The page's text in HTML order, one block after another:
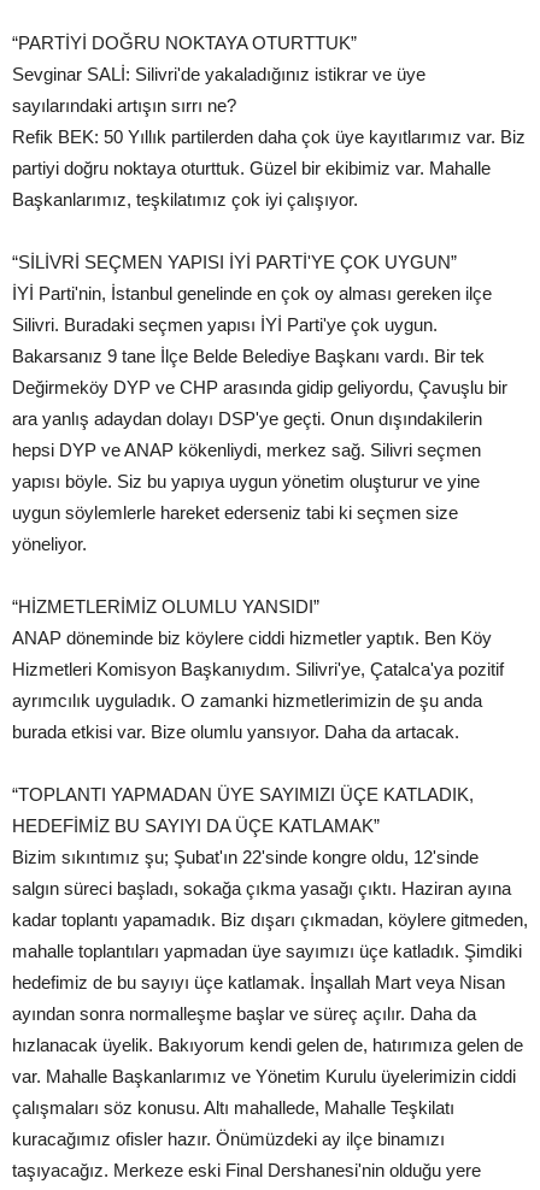
“PARTİYİ DOĞRU NOKTAYA OTURTTUK”
Sevginar SALİ: Silivri'de yakaladığınız istikrar ve üye
sayılarındaki artışın sırrı ne?
Refik BEK: 50 Yıllık partilerden daha çok üye kayıtlarımız var. Biz
partiyi doğru noktaya oturttuk. Güzel bir ekibimiz var. Mahalle
Başkanlarımız, teşkilatımız çok iyi çalışıyor.
“SİLİVRİ SEÇMEN YAPISI İYİ PARTİ'YE ÇOK UYGUN”
İYİ Parti'nin, İstanbul genelinde en çok oy alması gereken ilçe
Silivri. Buradaki seçmen yapısı İYİ Parti'ye çok uygun.
Bakarsanız 9 tane İlçe Belde Belediye Başkanı vardı. Bir tek
Değirmeköy DYP ve CHP arasında gidip geliyordu, Çavuşlu bir
ara yanlış adaydan dolayı DSP'ye geçti. Onun dışındakilerin
hepsi DYP ve ANAP kökenliydi, merkez sağ. Silivri seçmen
yapısı böyle. Siz bu yapıya uygun yönetim oluşturur ve yine
uygun söylemlerle hareket ederseniz tabi ki seçmen size
yöneliyor.
“HİZMETLERİMİZ OLUMLU YANSIDI”
ANAP döneminde biz köylere ciddi hizmetler yaptık. Ben Köy
Hizmetleri Komisyon Başkanıydım. Silivri'ye, Çatalca'ya pozitif
ayrımcılık uyguladık. O zamanki hizmetlerimizin de şu anda
burada etkisi var. Bize olumlu yansıyor. Daha da artacak.
“TOPLANTI YAPMADAN ÜYE SAYIMIZI ÜÇE KATLADIK,
HEDEFİMİZ BU SAYIYI DA ÜÇE KATLAMAK”
Bizim sıkıntımız şu; Şubat'ın 22'sinde kongre oldu, 12'sinde
salgın süreci başladı, sokağa çıkma yasağı çıktı. Haziran ayına
kadar toplantı yapamadık. Biz dışarı çıkmadan, köylere gitmeden,
mahalle toplantıları yapmadan üye sayımızı üçe katladık. Şimdiki
hedefimiz de bu sayıyı üçe katlamak. İnşallah Mart veya Nisan
ayından sonra normalleşme başlar ve süreç açılır. Daha da
hızlanacak üyelik. Bakıyorum kendi gelen de, hatırımıza gelen de
var. Mahalle Başkanlarımız ve Yönetim Kurulu üyelerimizin ciddi
çalışmaları söz konusu. Altı mahallede, Mahalle Teşkilatı
kuracağımız ofisler hazır. Önümüzdeki ay ilçe binamızı
taşıyacağız. Merkeze eski Final Dershanesi'nin olduğu yere